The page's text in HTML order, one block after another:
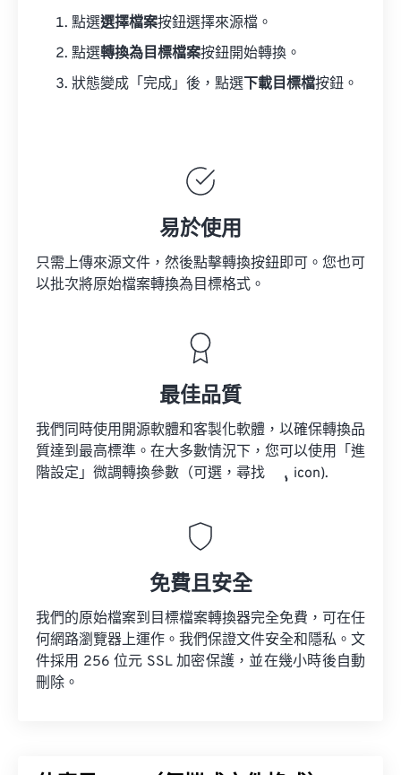
點選選擇檔案按鈕選擇來源檔。
點選轉換為目標檔案按鈕開始轉換。
狀態變成「完成」後，點選 下載目標檔按鈕。
易於使用
只需上傳來源文件，然後點擊轉換按鈕即可。您也可
以批次將原始檔案轉換為目標格式。
最佳品質
我們同時使用開源軟體和客製化軟體，以確保轉換品
質達到最高標準。在大多數情況下，您可以使用「進
階設定」微調轉換參數（可選，尋找
icon).
免費且安全
我們的原始檔案到目標檔案轉換器完全免費，可在任
何網路瀏覽器上運作。我們保證文件安全和隱私。文
件採用 256 位元 SSL 加密保護，並在幾小時後自動
刪除。